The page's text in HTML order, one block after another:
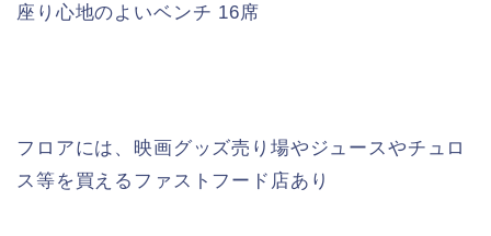
座り心地のよいベンチ 16席
フロアには、映画グッズ売り場やジュースやチュロ
ス等を買えるファストフード店あり